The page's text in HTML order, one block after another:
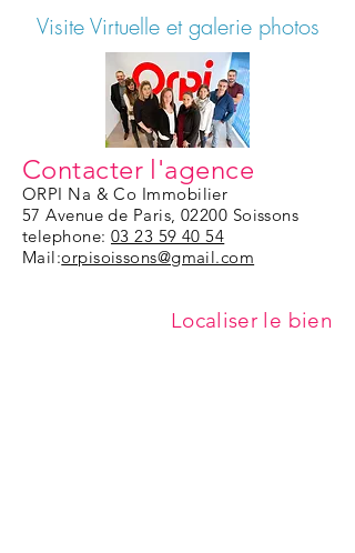
Visite Virtuelle et galerie photos
Contacter l'agence
ORPI Na & Co Immobilier
57 Avenue de Paris, 02200 Soissons
telephone: 03 23 59 40 54
Mail:orpisoissons@gmail.com
Localiser le bien